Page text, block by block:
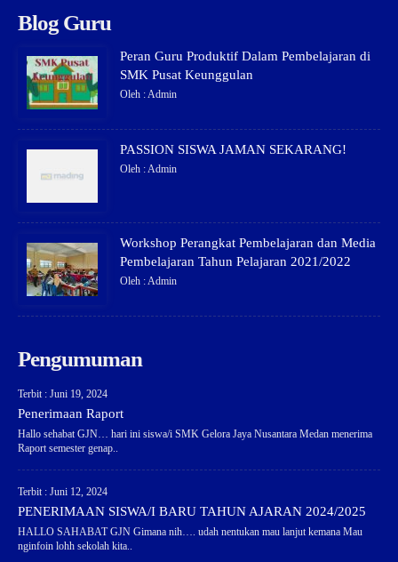
Blog Guru
Peran Guru Produktif Dalam Pembelajaran di
SMK Pusat Keunggulan
Oleh : Admin
PASSION SISWA JAMAN SEKARANG!
Oleh : Admin
Workshop Perangkat Pembelajaran dan Media
Pembelajaran Tahun Pelajaran 2021/2022
Oleh : Admin
Pengumuman
Terbit : Juni 19, 2024
Penerimaan Raport
Hallo sehabat GJN… hari ini siswa/i SMK Gelora Jaya Nusantara Medan menerima
Raport semester genap..
Terbit : Juni 12, 2024
PENERIMAAN SISWA/I BARU TAHUN AJARAN 2024/2025
HALLO SAHABAT GJN Gimana nih…. udah nentukan mau lanjut kemana Mau
nginfoin lohh sekolah kita..